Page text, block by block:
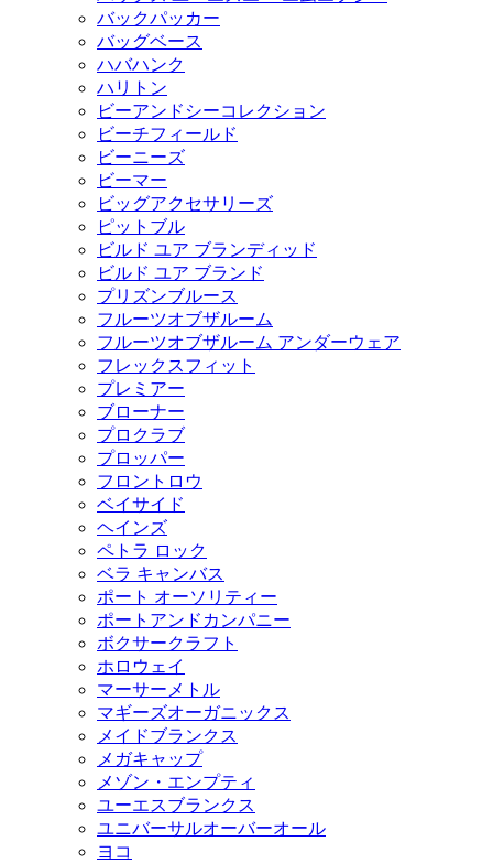
バックパッカー
バッグベース
ハバハンク
ハリトン
ビーアンドシーコレクション
ビーチフィールド
ビーニーズ
ビーマー
ビッグアクセサリーズ
ピットブル
ビルド ユア ブランディッド
ビルド ユア ブランド
プリズンブルース
フルーツオブザルーム
フルーツオブザルーム アンダーウェア
フレックスフィット
プレミアー
ブローナー
プロクラブ
プロッパー
フロントロウ
ベイサイド
ヘインズ
ペトラ ロック
ベラ キャンバス
ポート オーソリティー
ポートアンドカンパニー
ボクサークラフト
ホロウェイ
マーサーメトル
マギーズオーガニックス
メイドブランクス
メガキャップ
メゾン・エンプティ
ユーエスブランクス
ユニバーサルオーバーオール
ヨコ